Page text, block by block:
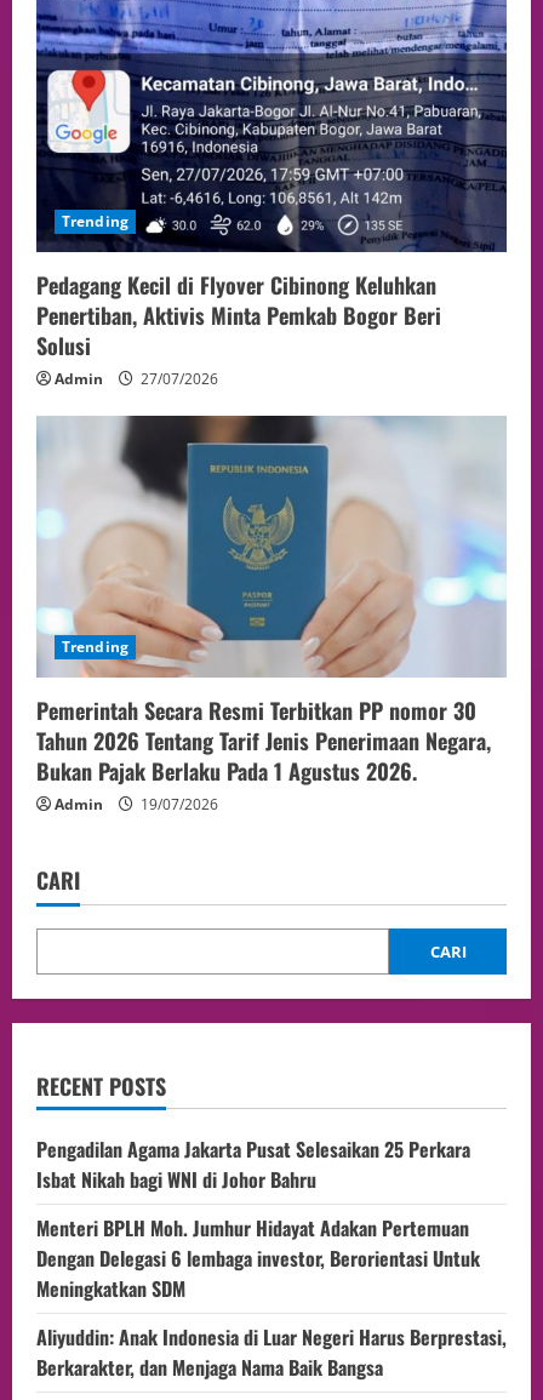
Trending
Pedagang Kecil di Flyover Cibinong Keluhkan
Penertiban, Aktivis Minta Pemkab Bogor Beri
Solusi
Admin 27/07/2026
Trending
Pemerintah Secara Resmi Terbitkan PP nomor 30
Tahun 2026 Tentang Tarif Jenis Penerimaan Negara,
Bukan Pajak Berlaku Pada 1 Agustus 2026.
Admin 19/07/2026
CARI
CARI
RECENT POSTS
Pengadilan Agama Jakarta Pusat Selesaikan 25 Perkara
Isbat Nikah bagi WNI di Johor Bahru
Menteri BPLH Moh. Jumhur Hidayat Adakan Pertemuan
Dengan Delegasi 6 lembaga investor, Berorientasi Untuk
Meningkatkan SDM
Aliyuddin: Anak Indonesia di Luar Negeri Harus Berprestasi,
Berkarakter, dan Menjaga Nama Baik Bangsa